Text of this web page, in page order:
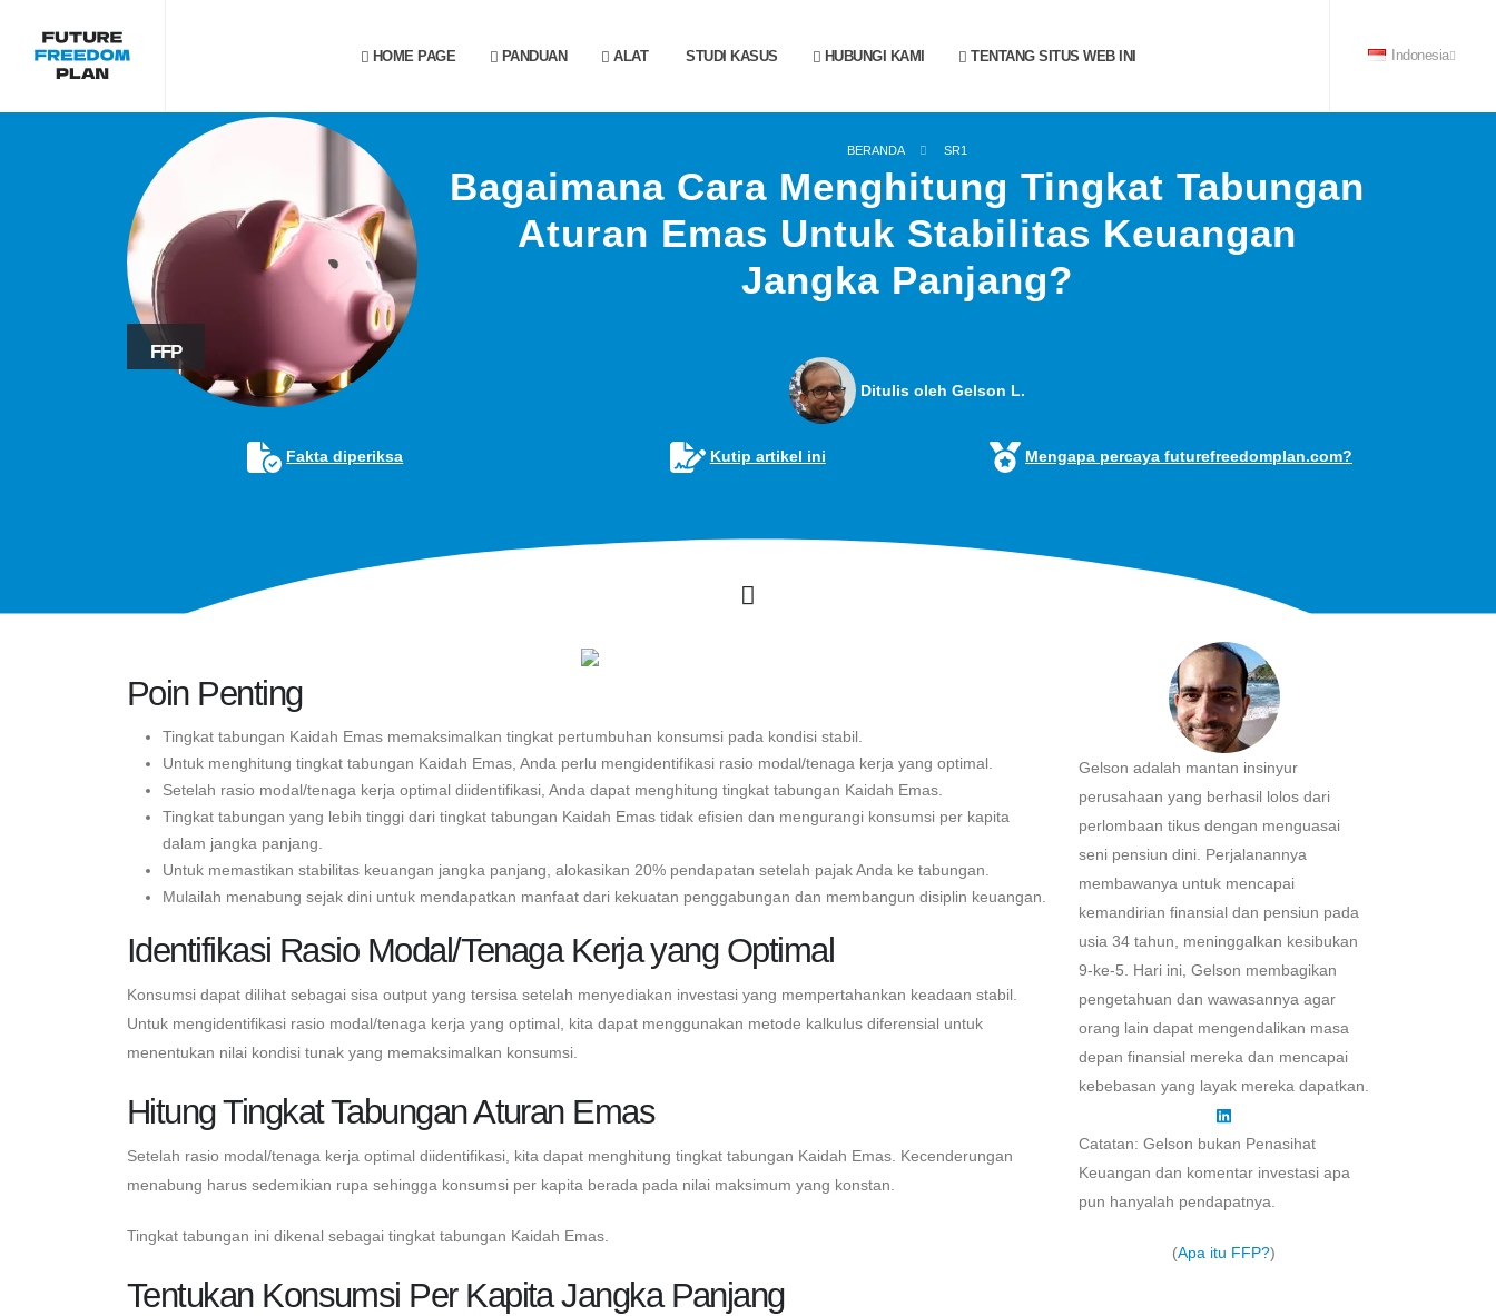
HOME PAGE PANDUAN ALAT STUDI KASUS HUBUNGI KAMI TENTANG SITUS WEB INI Indonesia
FFP
BERANDA SR1
Bagaimana Cara Menghitung Tingkat Tabungan
Aturan Emas Untuk Stabilitas Keuangan
Jangka Panjang?
Ditulis oleh Gelson L.
Fakta diperiksa Kutip artikel ini Mengapa percaya futurefreedomplan.com?
Poin Penting
Tingkat tabungan Kaidah Emas memaksimalkan tingkat pertumbuhan konsumsi pada kondisi stabil.
Untuk menghitung tingkat tabungan Kaidah Emas, Anda perlu mengidentifikasi rasio modal/tenaga kerja yang optimal.
Setelah rasio modal/tenaga kerja optimal diidentifikasi, Anda dapat menghitung tingkat tabungan Kaidah Emas.
Tingkat tabungan yang lebih tinggi dari tingkat tabungan Kaidah Emas tidak efisien dan mengurangi konsumsi per kapita
dalam jangka panjang.
Untuk memastikan stabilitas keuangan jangka panjang, alokasikan 20% pendapatan setelah pajak Anda ke tabungan.
Mulailah menabung sejak dini untuk mendapatkan manfaat dari kekuatan penggabungan dan membangun disiplin keuangan.
Identifikasi Rasio Modal/Tenaga Kerja yang Optimal
Konsumsi dapat dilihat sebagai sisa output yang tersisa setelah menyediakan investasi yang mempertahankan keadaan stabil.
Untuk mengidentifikasi rasio modal/tenaga kerja yang optimal, kita dapat menggunakan metode kalkulus diferensial untuk
menentukan nilai kondisi tunak yang memaksimalkan konsumsi.
Hitung Tingkat Tabungan Aturan Emas
Setelah rasio modal/tenaga kerja optimal diidentifikasi, kita dapat menghitung tingkat tabungan Kaidah Emas. Kecenderungan
menabung harus sedemikian rupa sehingga konsumsi per kapita berada pada nilai maksimum yang konstan.
Tingkat tabungan ini dikenal sebagai tingkat tabungan Kaidah Emas.
Tentukan Konsumsi Per Kapita Jangka Panjang
Gelson adalah mantan insinyur
perusahaan yang berhasil lolos dari
perlombaan tikus dengan menguasai
seni pensiun dini. Perjalanannya
membawanya untuk mencapai
kemandirian finansial dan pensiun pada
usia 34 tahun, meninggalkan kesibukan
9-ke-5. Hari ini, Gelson membagikan
pengetahuan dan wawasannya agar
orang lain dapat mengendalikan masa
depan finansial mereka dan mencapai
kebebasan yang layak mereka dapatkan.
Catatan: Gelson bukan Penasihat
Keuangan dan komentar investasi apa
pun hanyalah pendapatnya.
(Apa itu FFP?)